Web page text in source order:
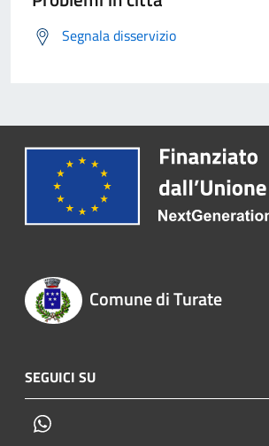
Segnala disservizio
Comune di Turate
SEGUICI SU